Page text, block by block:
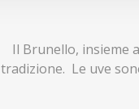
Il Brunello, insieme
tradizione. Le uve